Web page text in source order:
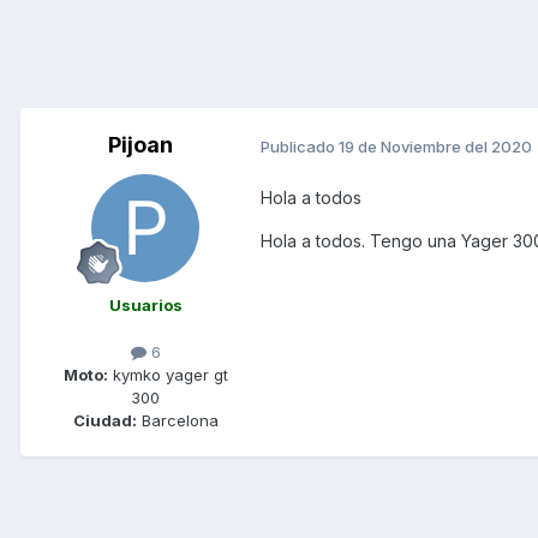
Pijoan
Usuarios
6
Moto: kymko yager gt
300
Ciudad: Barcelona
Publicado 19 de Noviembre del 2020
Hola a todos
Hola a todos. Tengo una Yager